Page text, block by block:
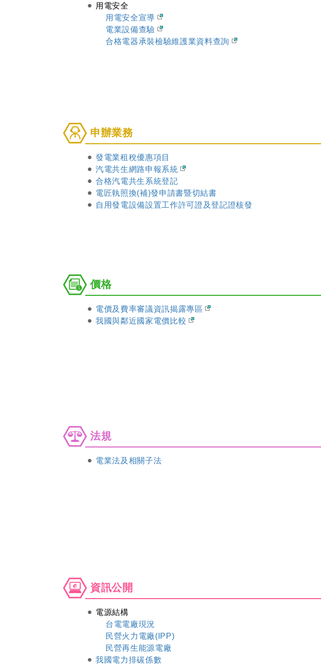
用電安全
用電安全宣導
電業設備查驗
合格電器承裝檢驗維護業資料查詢
申
辦
申辦業務
發電業租稅優惠項目
汽電共生網路申報系統
合格汽電共生系統登記
電匠執照換(補)發申請書暨切結書
自用發電設備設置工作許可證及登記證核發
價
格
價格
電價及費率審議資訊揭露專區
我國與鄰近國家電價比較
法
規
法規
電業法及相關子法
資
訊
資訊公開
電源結構
台電電廠現況
民營火力電廠(IPP)
民營再生能源電廠
我國電力排碳係數